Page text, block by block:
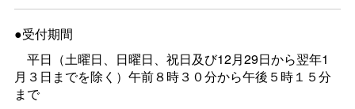
●受付期間
平日（土曜日、日曜日、祝日及び12月29日から翌年1
月３日までを除く）午前８時３０分から午後５時１５分
まで